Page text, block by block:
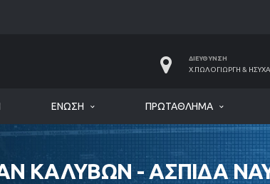
ΔΙΕΎΘΥΝΣΗ
Χ.ΠΩΛΟΓΙΏΡΓΗ &
ΈΝΩΣΗ ΠΡΩΤΆΘΛΗΜΑ
ΚΑΛΥΒΩΝ - ΑΣΠΙΔΑ